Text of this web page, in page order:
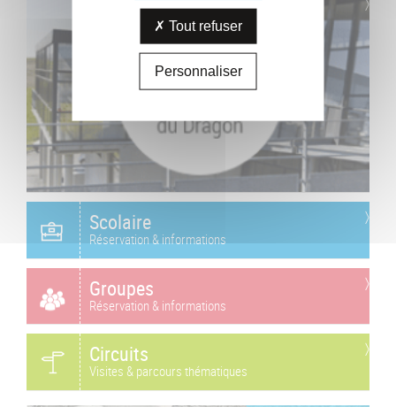
Scolaire
Réservation & informations
Groupes
Réservation & informations
Circuits
Visites & parcours thématiques
Tout refuser
Personnaliser